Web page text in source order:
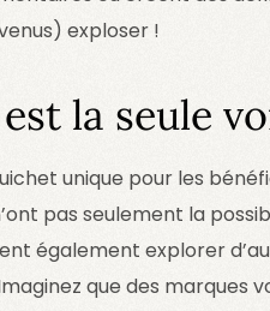
exploser !
la seule
unique pour les
pas seulement la
également explorer
que des marques